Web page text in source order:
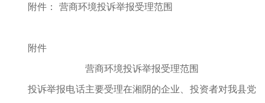
附件： 营商环境投诉举报受理范围
附件
营商环境投诉举报受理范围
投诉举报电话主要受理在湘阴的企业、投资者对我县党